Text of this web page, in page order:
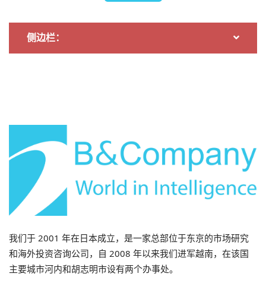
致力于优化供应链的某个环节，且专注于特定产品类型。
要将区块链技术整合到整个进出口网络中，尤其是在越南
与其战略伙伴日本的双边关系中，仍面临诸多挑战。.
空白导致物流供应商和出口商因担心违规风险而犹豫不
决。如果两国之间缺乏规范区块链交易的共同法律标准，
企业将面临不确定性，从而抑制对该技术的投资。.
实施成本高昂且存在推广障碍
件、用于实时监控的物联网传感器以及员工培训，而许多
越南中小企业难以承担这些成本。大多数越南物流公司仍
然使用包括手工纸质文件、传统ERP系统和分散数据库在
侧边栏：
我们于 2001 年在日本成立，是一家总部位于东京的市场研究
和海外投资咨询公司，自 2008 年以来我们进军越南，在该国
主要城市河内和胡志明市设有两个办事处。